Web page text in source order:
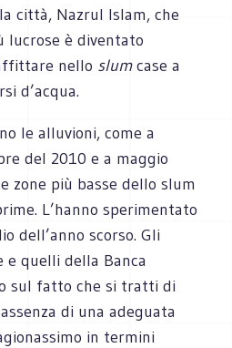
città, Nazrul Islam, che
lucrose è diventato
nello slumcase a
d’acqua.
le alluvioni, come a
del 2010 e a maggio
zone più basse dello slum
L’hanno sperimentato
dell’anno scorso. Gli
quelli della Banca
sul fatto che si tratti di
di una adeguata
in termini